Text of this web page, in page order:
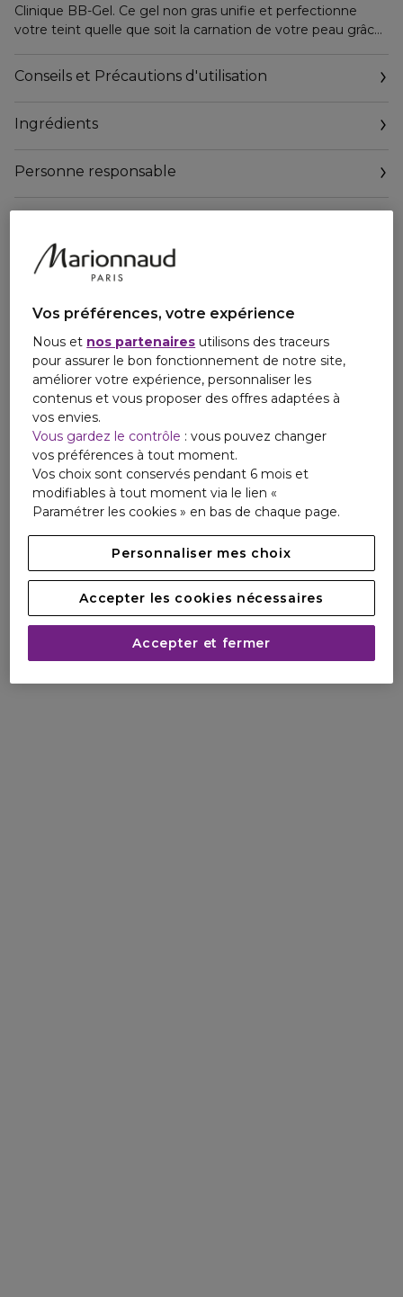
Clinique BB-Gel. Ce gel non gras unifie et perfectionne
votre teint quelle que soit la carnation de votre peau grâce
Ingrédients clés :
- Des pigments encapsulés qui offrent un fini naturel et
- De l’Acide Hyaluronique qui procure à votre peau
La philosophie Clinique
--------------------------
Soumis à des tests d’allergie.
*Testé sous contrôle dermatologique
Conseils et Précautions d'utilisation
Ingrédients
Personne responsable
Vos préférences, votre expérience
Nous et nos partenaires utilisons des traceurs
pour assurer le bon fonctionnement de notre site,
améliorer votre expérience, personnaliser les
contenus et vous proposer des offres adaptées à
vos envies.
Vous gardez le contrôle : vous pouvez changer
vos préférences à tout moment.
Vos choix sont conservés pendant 6 mois et
modifiables à tout moment via le lien «
Paramétrer les cookies » en bas de chaque page.
Personnaliser mes choix
Accepter les cookies nécessaires
Accepter et fermer